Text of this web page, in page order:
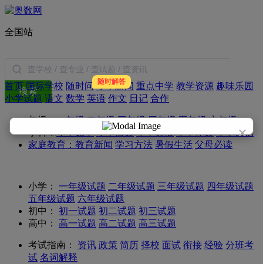
×
全国站
搜索
首页国际学校 随时问 随时解答
小学新闻 重点中学 教学资源 趣味乐园
小学试题 语文 数学 英语 作文 日记 合作
年级：一年级 二年级 三年级 四年级 五年级 六年级
学科：小学数学 小学语文 小学英语 小学作文 小学日记
家庭教育： 教育新闻 学习方法 暑假生活 父母必读
小学： 一年级试题 二年级试题 三年级试题 四年级试题
五年级试题 六年级试题
初中：
初一试题 初二试题 初三试题
高中：
高一试题 高二试题 高三试题
考试指南： 资讯 政策 简历 择校 面试 衔接 经验 分班考
试 名词解释